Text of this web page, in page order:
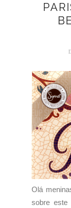
Olá
sobre este